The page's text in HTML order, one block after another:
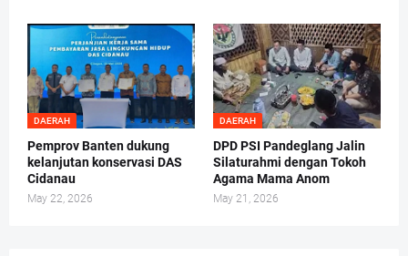
DAERAH
Pemprov Banten dukung
kelanjutan konservasi DAS
Cidanau
May 22, 2026
DAERAH
DPD PSI Pandeglang Jalin
Silaturahmi dengan Tokoh
Agama Mama Anom
May 21, 2026